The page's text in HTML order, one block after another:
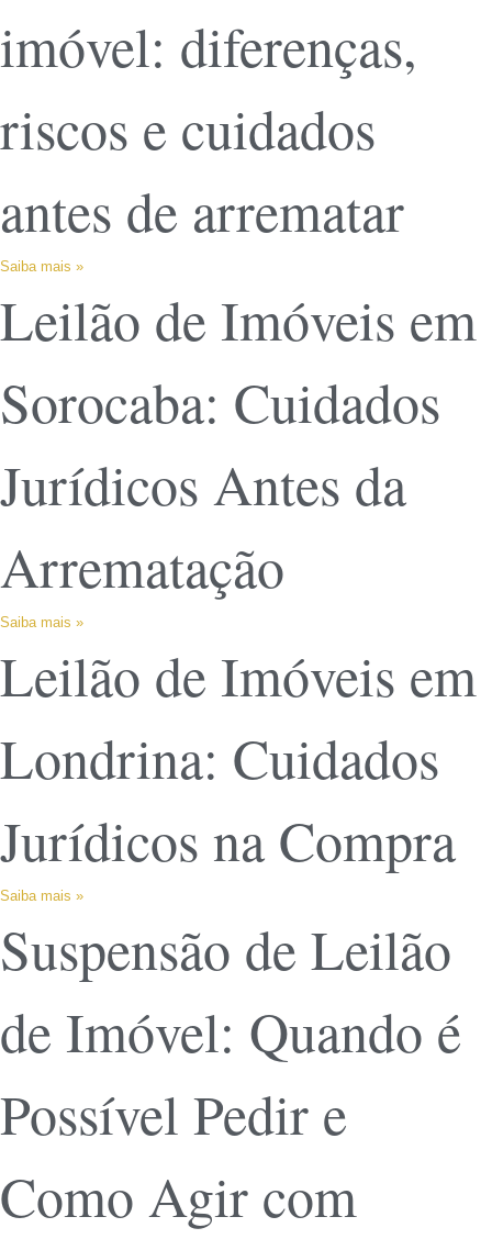
imóvel: diferenças,
riscos e cuidados
antes de arrematar
Saiba mais »
Leilão de Imóveis em
Sorocaba: Cuidados
Jurídicos Antes da
Arrematação
Saiba mais »
Leilão de Imóveis em
Londrina: Cuidados
Jurídicos na Compra
Saiba mais »
Suspensão de Leilão
de Imóvel: Quando é
Possível Pedir e
Como Agir com